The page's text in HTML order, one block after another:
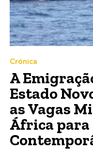
Crónica
A
Estado
as Vagas
África para